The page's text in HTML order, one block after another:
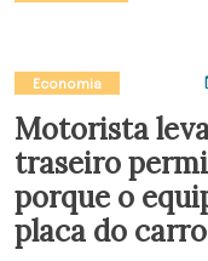
Economia
Motorista
traseiro
porque o
placa do carro